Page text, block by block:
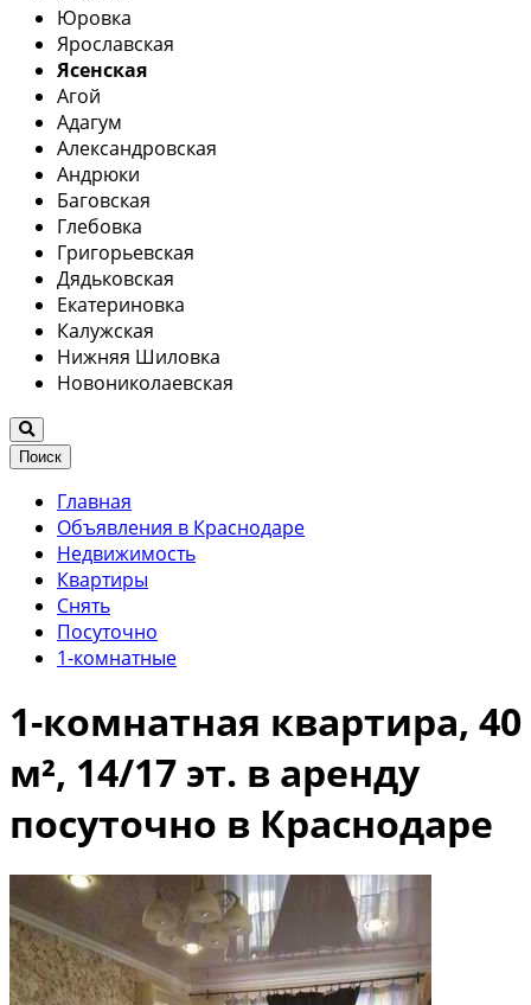
Юровка
Ярославская
Ясенская
Агой
Адагум
Александровская
Андрюки
Баговская
Глебовка
Григорьевская
Дядьковская
Екатериновка
Калужская
Нижняя Шиловка
Новониколаевская
Поиск
Главная
Объявления в Краснодаре
Недвижимость
Квартиры
Снять
Посуточно
1-комнатные
1-комнатная квартира, 40
м², 14/17 эт. в аренду
посуточно в Краснодаре